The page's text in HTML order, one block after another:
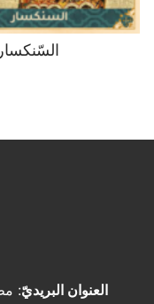
♱السّنكسار
العنوان البريديّ: